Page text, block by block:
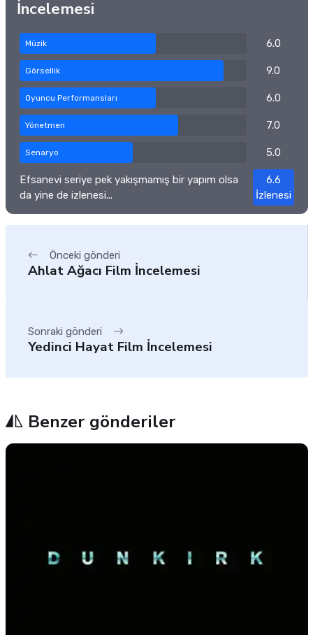
İncelemesi
Müzik 6.0
Görsellik 9.0
Oyuncu Performansları 6.0
Yönetmen 7.0
Senaryo 5.0
Efsanevi seriye pek yakışmamış bir yapım olsa
da yine de izlenesi...
6.6
İzlenesi
Önceki gönderi
Ahlat Ağacı Film İncelemesi
Sonraki gönderi
Yedinci Hayat Film İncelemesi
Benzer gönderiler